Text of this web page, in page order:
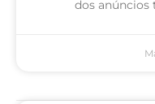
dos anúncios